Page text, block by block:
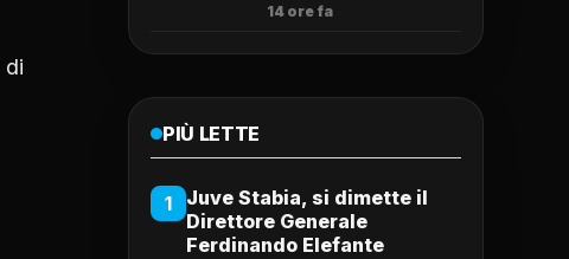
di
14 ore fa
PIÙ LETTE
1
Juve Stabia, si dimette il
Direttore Generale
Ferdinando Elefante